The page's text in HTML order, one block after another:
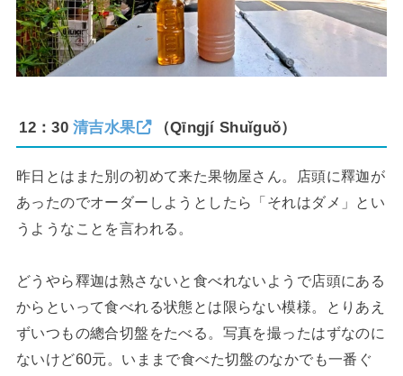
12：30清吉水果 （Qīngjí Shuǐguǒ）
昨日とはまた別の初めて来た果物屋さん。店頭に釋迦が
あったのでオーダーしようとしたら「それはダメ」とい
うようなことを言われる。
どうやら釋迦は熟さないと食べれないようで店頭にある
からといって食べれる状態とは限らない模様。とりあえ
ずいつもの總合切盤をたべる。写真を撮ったはずなのに
ないけど60元。いままで食べた切盤のなかでも一番ぐ